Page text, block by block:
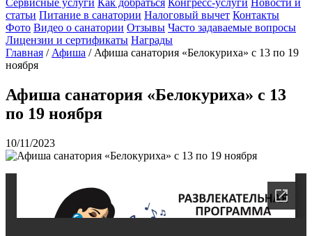
Сервисные услуги Как добраться Конгресс-услуги Новости и
статьи Питание в санатории Налоговый вычет Контакты
Фото Видео о санатории Отзывы Часто задаваемые вопросы
Лицензии и сертификаты Награды
Главная / Афиша / Афиша санатория «Белокуриха» с 13 по 19
ноября
Афиша санатория «Белокуриха» с 13
по 19 ноября
10/11/2023